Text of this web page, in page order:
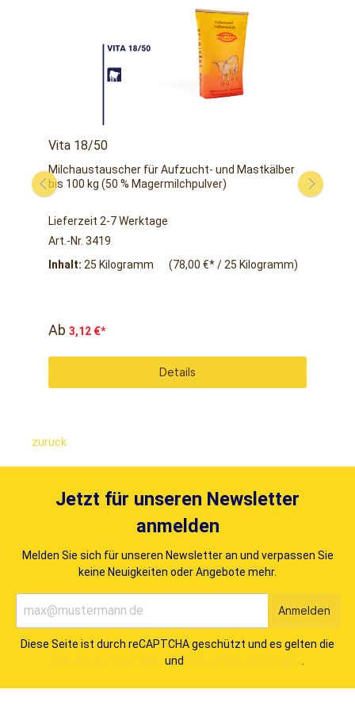
Vita 18/50
Milchaustauscher für Aufzucht- und Mastkälber
bis 100 kg (50 % Magermilchpulver)
Lieferzeit 2-7 Werktage
Art.-Nr. 3419
Inhalt: 25 Kilogramm (78,00 €* / 25 Kilogramm)
Ab 3,12 €*
Details
zurück
Jetzt für unseren Newsletter
anmelden
Melden Sie sich für unseren Newsletter an und verpassen Sie
keine Neuigkeiten oder Angebote mehr.
Diese Seite ist durch reCAPTCHA geschützt und es gelten die
und
Anmelden